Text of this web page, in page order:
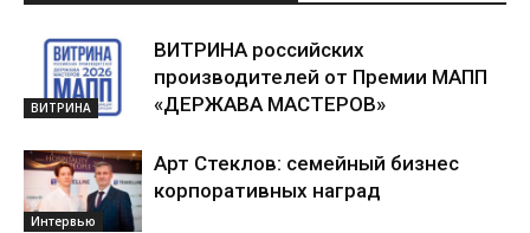
ВИТРИНА
ВИТРИНА российских
производителей от Премии МАПП
«ДЕРЖАВА МАСТЕРОВ»
Интервью
Арт Стеклов: семейный бизнес
корпоративных наград